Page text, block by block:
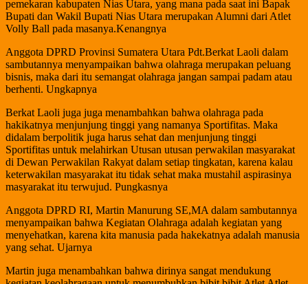
pemekaran kabupaten Nias Utara, yang mana pada saat ini Bapak
Bupati dan Wakil Bupati Nias Utara merupakan Alumni dari Atlet
Volly Ball pada masanya.Kenangnya
Anggota DPRD Provinsi Sumatera Utara Pdt.Berkat Laoli dalam
sambutannya menyampaikan bahwa olahraga merupakan peluang
bisnis, maka dari itu semangat olahraga jangan sampai padam atau
berhenti. Ungkapnya
Berkat Laoli juga juga menambahkan bahwa olahraga pada
hakikatnya menjunjung tinggi yang namanya Sportifitas. Maka
didalam berpolitik juga harus sehat dan menjunjung tinggi
Sportifitas untuk melahirkan Utusan utusan perwakilan masyarakat
di Dewan Perwakilan Rakyat dalam setiap tingkatan, karena kalau
keterwakilan masyarakat itu tidak sehat maka mustahil aspirasinya
masyarakat itu terwujud. Pungkasnya
Anggota DPRD RI, Martin Manurung SE,MA dalam sambutannya
menyampaikan bahwa Kegiatan Olahraga adalah kegiatan yang
menyehatkan, karena kita manusia pada hakekatnya adalah manusia
yang sehat. Ujarnya
Martin juga menambahkan bahwa dirinya sangat mendukung